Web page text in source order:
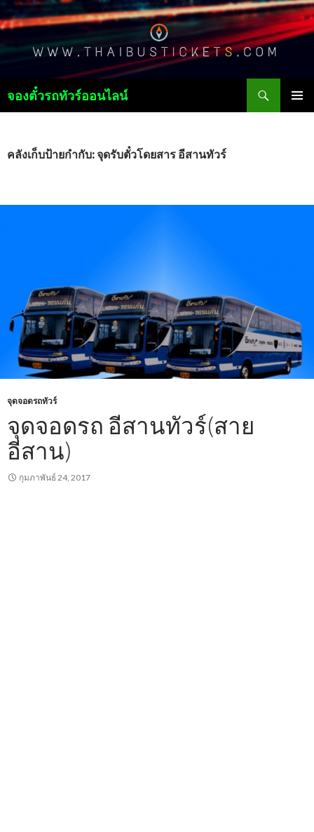
จองตั๋วรถทัวร์ออนไลน์
เนื้อหา
คลังเก็บป้ายกำกับ: จุดรับตั๋วโดยสาร อีสานทัวร์
จุดจอดรถทัวร์
จุดจอดรถ อีสานทัวร์(สาย
อีสาน)
กุมภาพันธ์ 24, 2017